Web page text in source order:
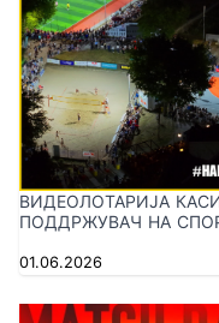
ВИДЕОЛОТАРИЈА
ПОДДРЖУВАЧ НА
01.06.2026